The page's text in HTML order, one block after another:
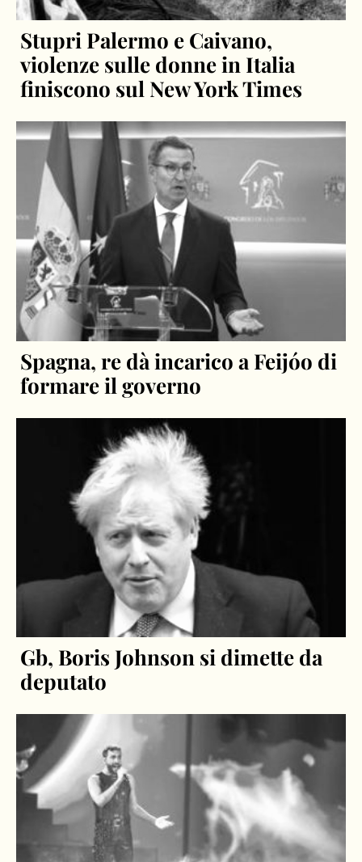
Stupri Palermo e Caivano,
violenze sulle donne in Italia
finiscono sul New York Times
Spagna, re dà incarico a Feijóo di
formare il governo
Gb, Boris Johnson si dimette da
deputato